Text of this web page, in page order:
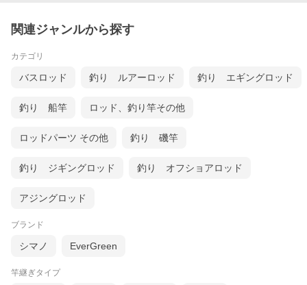
関連ジャンルから探す
カテゴリ
バスロッド 釣り ルアーロッド 釣り エギングロッド
釣り 船竿 ロッド、釣り竿その他
ロッドパーツ その他 釣り 磯竿
釣り ジギングロッド 釣り オフショアロッド
アジングロッド
ブランド
シマノ EverGreen
竿継ぎタイプ